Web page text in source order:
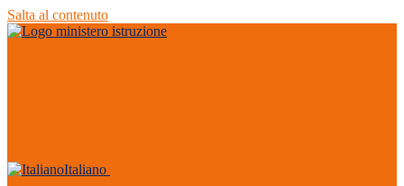
Salta al contenuto
Italiano